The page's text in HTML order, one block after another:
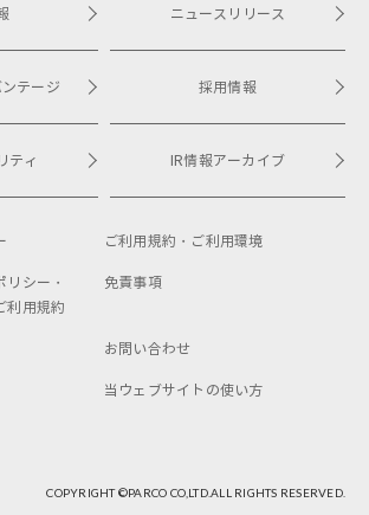
テージ
ティ
ニュースリリース
採用情報
IR情報アーカイブ
ご利用規約・ ご利用環境
シー・
利用規約
免責事項
お問い合わせ
当ウェブサイトの使い方
COPYRIGHT ©︎PARCO CO,LTD.ALL RIGHTS RESERVED.